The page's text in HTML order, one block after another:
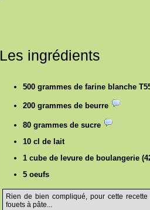
Les ingrédients
500 grammes de farine blanche
200 grammes de beurre
80 grammes de sucre
10 cl de lait
1 cube de levure de boulangerie
5 oeufs
Rien de bien compliqué, pour cette
fouets à pâte...